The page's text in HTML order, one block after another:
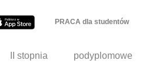
PRACA dla studentów
II stopnia podyplomowe